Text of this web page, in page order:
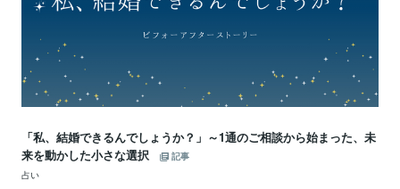
「私、結婚できるんでしょうか？」～1通のご相談から始まった、未
来を動かした小さな選択
記事
占い